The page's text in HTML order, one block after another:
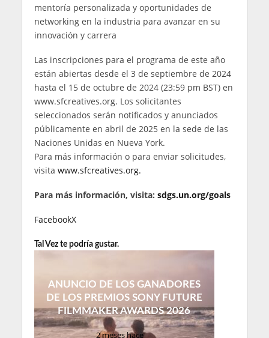
mentoría personalizada y oportunidades de
networking en la industria para avanzar en su
innovación y carrera
Las inscripciones para el programa de este año
están abiertas desde el 3 de septiembre de 2024
hasta el 15 de octubre de 2024 (23:59 pm BST) en
www.sfcreatives.org. Los solicitantes
seleccionados serán notificados y anunciados
públicamente en abril de 2025 en la sede de las
Naciones Unidas en Nueva York.
Para más información o para enviar solicitudes,
visita www.sfcreatives.org.
Para más información, visita: sdgs.un.org/goals
FacebookX
Tal Vez te podría gustar.
ANUNCIO DE LOS GANADORES
DE LOS PREMIOS SONY FUTURE
FILMMAKER AWARDS 2026
2 meses hace